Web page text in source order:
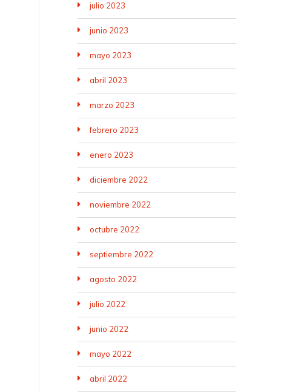
julio 2023
junio 2023
mayo 2023
abril 2023
marzo 2023
febrero 2023
enero 2023
diciembre 2022
noviembre 2022
octubre 2022
septiembre 2022
agosto 2022
julio 2022
junio 2022
mayo 2022
abril 2022